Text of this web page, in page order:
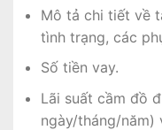
Mô tả chi tiết về
tình trạng, các
Số tiền vay.
Lãi suất cầm đồ
ngày/tháng/năm)